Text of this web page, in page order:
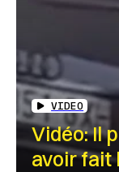
VIDEO
Vidéo: Il
avoir fait